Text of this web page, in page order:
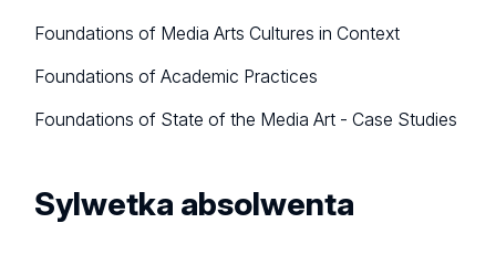
Foundations of Media Arts Cultures in Context
Foundations of Academic Practices
Foundations of State of the Media Art - Case Studies
Sylwetka absolwenta